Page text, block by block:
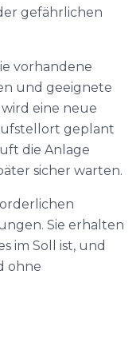
gefährlichen
vorhandene
und geeignete
eine neue
geplant
die Anlage
sicher warten.
Sie erhalten
im Soll ist, und
ohne